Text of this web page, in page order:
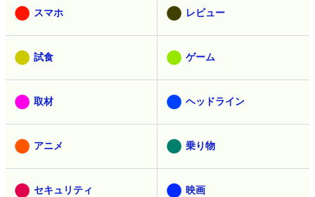
スマホ レビュー
試食 ゲーム
取材 ヘッドライン
アニメ 乗り物
セキュリティ 映画